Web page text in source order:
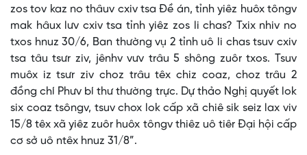
zos tov kaz no thâuv cxiv tsa Đề án, tỉnh yiêz huôx tôngv
mak hâux lưv cxiv tsa tỉnh yiêz zos li chas? Txix nhiv no
txos hnuz 30/6, Ban thường vụ 2 tỉnh uô li chas tsuv cxiv
tsa tâu tsưr ziv, jênhv vưv trâu 5 shông zuôr txos. Tsuv
muôx iz tsưr ziv choz trâu têx chiz coaz, choz trâu 2
đồng chí Phưv bí thư thường trực. Dự thảo Nghị quyết lok
six coaz tsôngv, tsuv chox lok cấp xã chiê sik seiz lax viv
15/8 têx xã yiêz zuôr huôx tôngv thiêz uô tiêr Đại hội cấp
cơ sở uô ntêx hnuz 31/8”.